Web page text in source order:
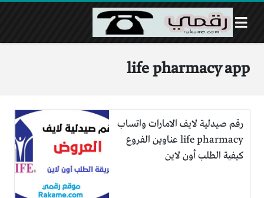
life pharmacy app
رقم صيدلية لايف الامارات واتساب
life pharmacy عناوين الفروع
كيفية الطلب أون لاين